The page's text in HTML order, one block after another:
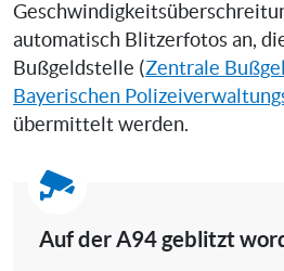
automatisch Blitzerfotos an,
Bußgeldstelle (Zentrale
Bayerischen
übermittelt werden.
Auf der A94 geblitzt